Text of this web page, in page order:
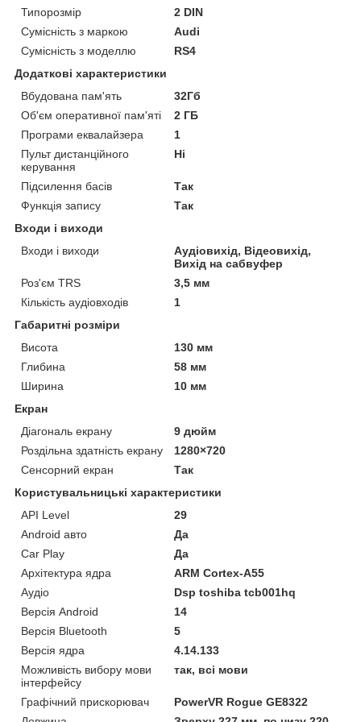
Типорозмір
2 DIN
Сумісність з маркою
Audi
Сумісність з моделлю
RS4
Додаткові характеристики
Вбудована пам'ять
32Гб
Об'єм оперативної пам'яті
2 ГБ
Програми еквалайзера
1
Пульт дистанційного
керування
Ні
Підсилення басів
Так
Функція запису
Так
Входи і виходи
Входи і виходи
Аудіовихід, Відеовихід,
Вихід на сабвуфер
Роз'єм TRS
3,5 мм
Кількість аудіовходів
1
Габаритні розміри
Висота
130 мм
Глибина
58 мм
Ширина
10 мм
Екран
Діагональ екрану
9 дюйм
Роздільна здатність екрану
1280×720
Сенсорний екран
Так
Користувальницькі характеристики
API Level
29
Android авто
Да
Car Play
Да
Архітектура ядра
ARM Cortex-A55
Аудіо
Dsp toshiba tcb001hq
Версія Android
14
Версія Bluetooth
5
Версія ядра
4.14.133
Можливість вибору мови
інтерфейсу
так, всі мови
Графічний прискорювач
PowerVR Rogue GE8322